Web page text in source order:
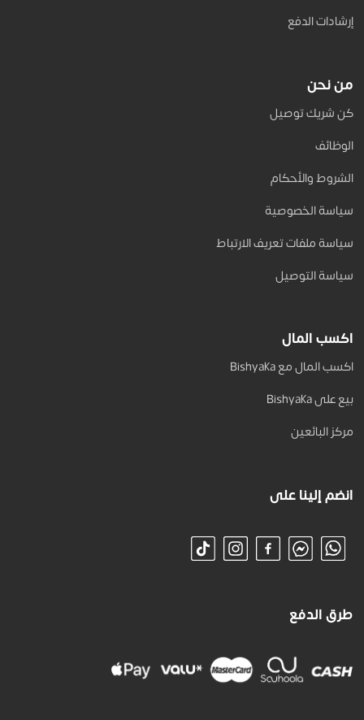
إرشادات الدفع
من نحن
كن شريك توصيل
الوظائف
الشروط والأحكام
سياسة الخصوصية
سياسة ملفات تعريف الارتباط
سياسة التوصيل
اكسب المال
اكسب المال مع Bishyaka
بيع على Bishyaka
مركز البائعين
انضم إلينا على
طرق الدفع